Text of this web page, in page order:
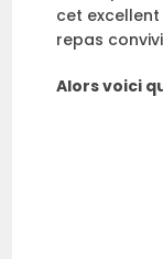
cet
repas
Alors voici